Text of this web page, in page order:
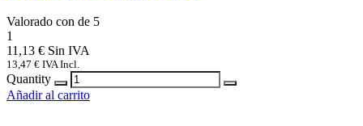
Valorado con de 5
1
11,13 €
13,47 € IVA Incl.
Quantity
Añadir al carrito